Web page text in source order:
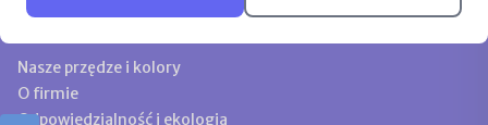
Nasze przędze i kolory
O firmie
Odpowiedzialność i ekologia